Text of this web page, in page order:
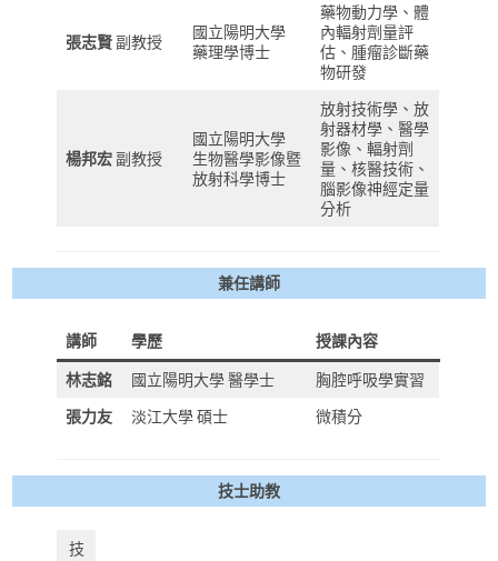
張志賢副教授
國立陽明大學
藥理學博士
藥物動力學、體
內輻射劑量評
估、腫瘤診斷藥
物研發
楊邦宏副教授
國立陽明大學
生物醫學影像暨
放射科學博士
放射技術學、放
射器材學、醫學
影像、輻射劑
量、核醫技術、
腦影像神經定量
分析
兼任講師
講師 學歷 授課內容
林志銘 國立陽明大學 醫學士
胸腔呼吸學實習
張力友
淡江大學 碩士 微積分
技士助教
技